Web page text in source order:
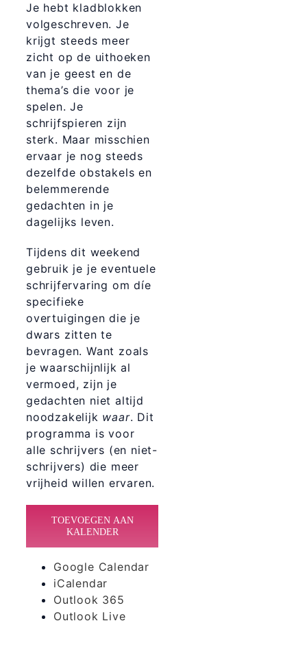
Je hebt kladblokken
volgeschreven. Je
krijgt steeds meer
zicht op de uithoeken
van je geest en de
thema’s die voor je
spelen. Je
schrijfspieren zijn
sterk. Maar misschien
ervaar je nog steeds
dezelfde obstakels en
belemmerende
gedachten in je
dagelijks leven.
Tijdens dit weekend
gebruik je je eventuele
schrijfervaring om díe
specifieke
overtuigingen die je
dwars zitten te
bevragen. Want zoals
je waarschijnlijk al
vermoed, zijn je
gedachten niet altijd
noodzakelijk waar. Dit
programma is voor
alle schrijvers (en niet-
schrijvers) die meer
vrijheid willen ervaren.
TOEVOEGEN AAN
KALENDER
Google Calendar
iCalendar
Outlook 365
Outlook Live